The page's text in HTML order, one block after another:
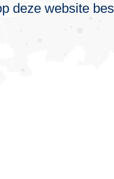
deze website